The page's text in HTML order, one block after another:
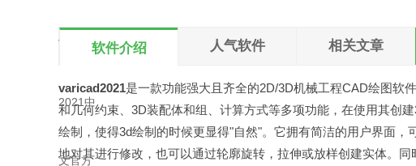
软件介绍 人气软件 相关文章
varicad2021是一款功能强大且齐全的2D/3D机械工程CAD绘图软
和几何约束、3D装配体和组、计算方式等多项功能，在使用其创
绘制，使得3d绘制的时候更显得"自然"。它拥有简洁的用户界面
地对其进行修改，也可以通过轮廓旋转，拉伸或放样创建实体。